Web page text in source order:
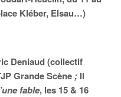
Kléber, Elsau…)
Deniaud (collectif
Grande Scène; Il
fable, les 15 & 16